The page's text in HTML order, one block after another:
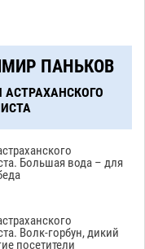
ПАНЬКОВ
АСТРАХАНСКОГО
Большая вода – для
Волк-горбун, дикий
посетители